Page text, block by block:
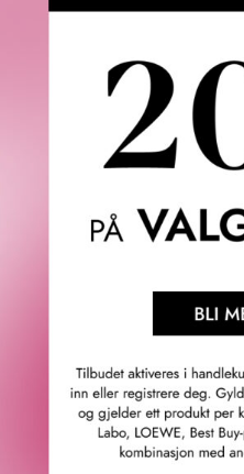
LANCÔME
TEINT IDÔLE ULTRA WEAR
C.E. SKIN TRANSFORMING
BRONZER 10 G
645KR